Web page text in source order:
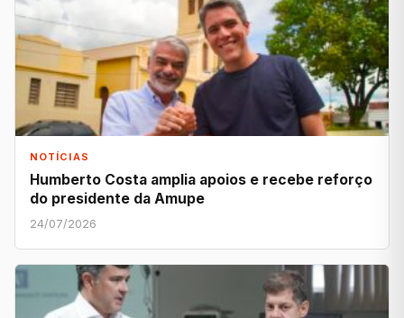
NOTÍCIAS
Humberto Costa amplia apoios e recebe reforço
do presidente da Amupe
24/07/2026